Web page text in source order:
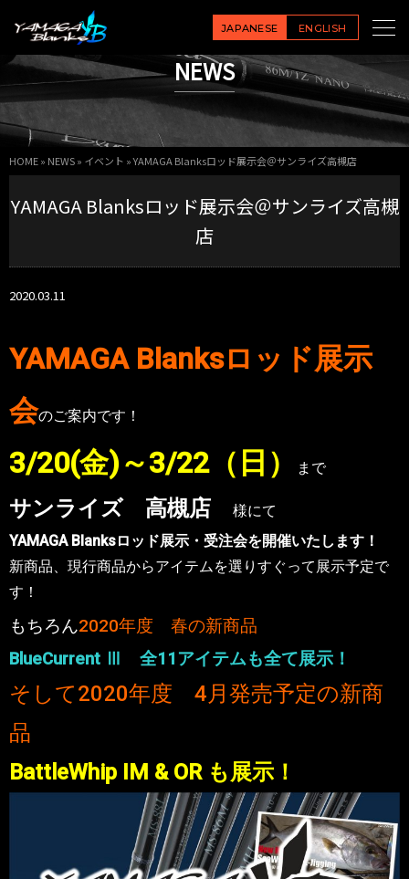
JAPANESE ENGLISH
NEWS
HOME» NEWS» イベント »YAMAGA Blanksロッド展示会＠サンライズ高槻店
YAMAGA Blanksロッド展示会＠サンライズ高槻
店
2020.03.11
YAMAGA Blanksロッド展示
会のご案内です！
3/20(金)～3/22（日） まで
サンライズ 高槻店
様にて
YAMAGA Blanksロッド展示・受注会を開催いたします！
新商品、現行商品からアイテムを選りすぐって展示予定で
す！
もちろん2020年度 春の新商品
BlueCurrent Ⅲ 全11アイテムも全て展示！
そして2020年度 4月発売予定の新商
品
BattleWhip IM & OR も展示！